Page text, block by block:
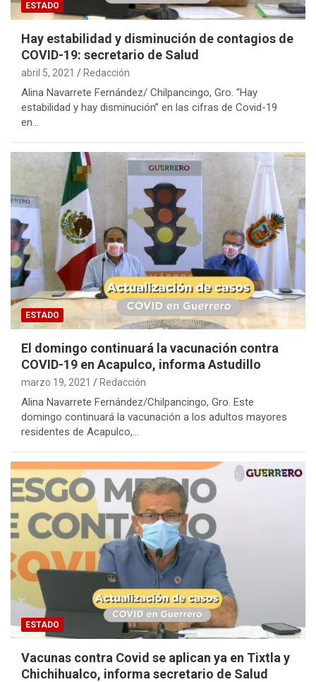
ESTADO
Hay estabilidad y disminución de contagios de
COVID-19: secretario de Salud
abril 5, 2021 Redacción
Alina Navarrete Fernández/ Chilpancingo, Gro. “Hay
estabilidad y hay disminución” en las cifras de Covid-19
en…
ESTADO
El domingo continuará la vacunación contra
COVID-19 en Acapulco, informa Astudillo
marzo 19, 2021 Redacción
Alina Navarrete Fernández/Chilpancingo, Gro. Este
domingo continuará la vacunación a los adultos mayores
residentes de Acapulco,…
ESTADO
Vacunas contra Covid se aplican ya en Tixtla y
Chichihualco, informa secretario de Salud